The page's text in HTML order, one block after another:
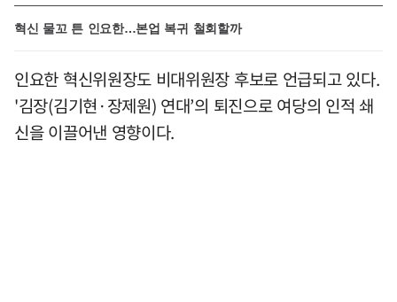
혁신 물꼬 튼 인요한…본업 복귀 철회할까
인요한 혁신위원장도 비대위원장 후보로 언급되고 있다.
'김장(김기현·장제원) 연대’의 퇴진으로 여당의 인적 쇄
신을 이끌어낸 영향이다.